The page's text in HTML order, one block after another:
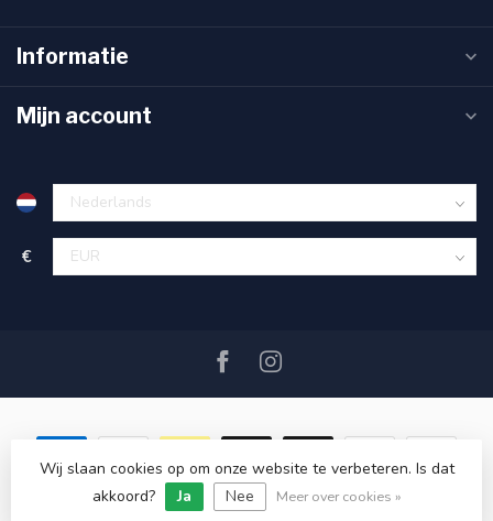
Informatie
Mijn account
€
© Copyright 2026 SAIL360 watersport and boat equipment
Wij slaan cookies op om onze website te verbeteren. Is dat
akkoord?
Ja Nee Meer over cookies »